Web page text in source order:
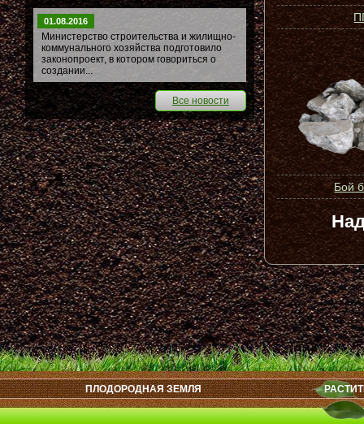
Бой
01.08.2016
Министерство строительства и жилищно-
коммунального хозяйства подготовило
законопроект, в котором говориться о
создании...
Все новости
ПЛОДОРОДНАЯ ЗЕМЛЯ